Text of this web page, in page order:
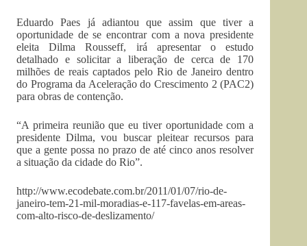
Eduardo Paes já adiantou que assim que tiver a
oportunidade de se encontrar com a nova presidente
eleita Dilma Rousseff, irá apresentar o estudo
detalhado e solicitar a liberação de cerca de 170
milhões de reais captados pelo Rio de Janeiro dentro
do Programa da Aceleração do Crescimento 2 (PAC2)
para obras de contenção.
“A primeira reunião que eu tiver oportunidade com a
presidente Dilma, vou buscar pleitear recursos para
que a gente possa no prazo de até cinco anos resolver
a situação da cidade do Rio”.
http://www.ecodebate.com.br/2011/01/07/rio-de-
janeiro-tem-21-mil-moradias-e-117-favelas-em-areas-
com-alto-risco-de-deslizamento/